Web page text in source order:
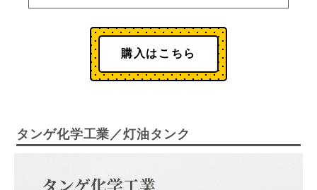
購入はこちら
タンゲ化学工業／灯油タンク